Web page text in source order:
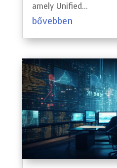
amely Unified...
bővebben